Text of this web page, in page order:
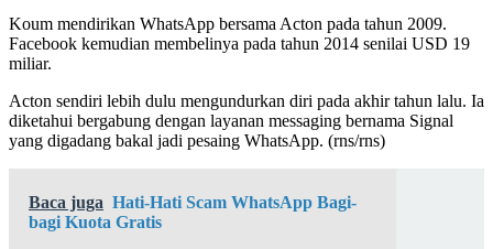
Koum mendirikan WhatsApp bersama Acton pada tahun 2009.
Facebook kemudian membelinya pada tahun 2014 senilai USD 19
miliar.
Acton sendiri lebih dulu mengundurkan diri pada akhir tahun lalu. Ia
diketahui bergabung dengan layanan messaging bernama Signal
yang digadang bakal jadi pesaing WhatsApp. (rns/rns)
Baca juga Hati-Hati Scam WhatsApp Bagi-
bagi Kuota Gratis